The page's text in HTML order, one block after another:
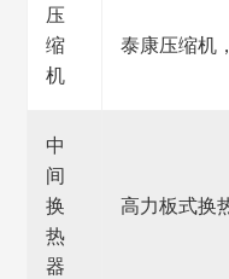
压
缩
机
泰康压缩机
中
间
换
热
器
高力板式换